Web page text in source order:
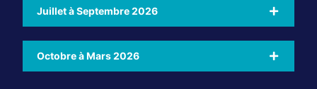
Juillet à Septembre 2026
Octobre à Mars 2026